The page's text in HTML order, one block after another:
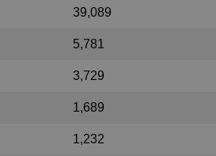
39,089
5,781
3,729
1,689
1,232